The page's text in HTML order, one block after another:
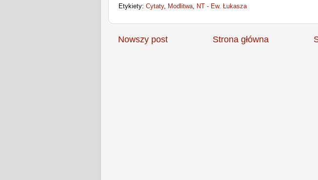
Etykiety: Cytaty, Modlitwa, NT - Ew. Łukasza
Nowszy post Strona główna